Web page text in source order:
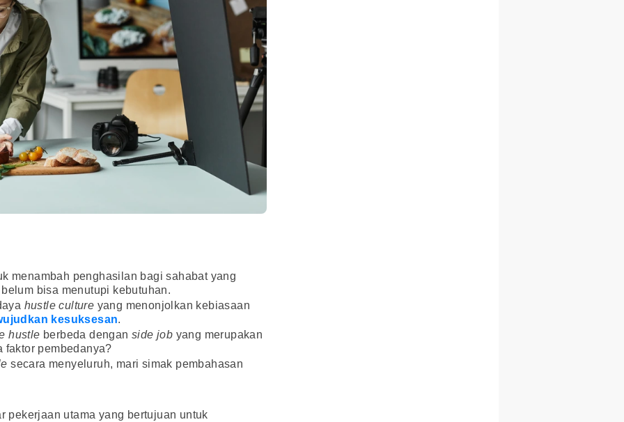
menambah penghasilan bagi sahabat yang
bisa menutupi kebutuhan.
hustle culture yang menonjolkan kebiasaan
kesuksesan.
hustle berbeda denganside job yang merupakan
faktor pembedanya?
secara menyeluruh, mari simak pembahasan
pekerjaan utama yang bertujuan untuk